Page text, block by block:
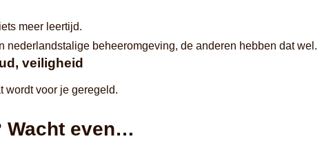
meer leertijd.
nederlandstalige beheeromgeving, de anderen hebben dat wel.
veiligheid
wordt voor je geregeld.
Wacht even…